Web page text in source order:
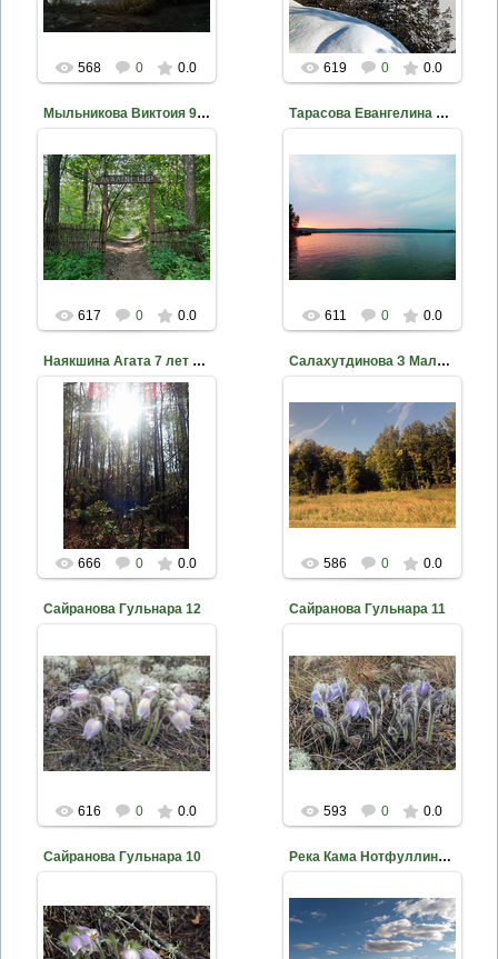
568 0 0.0 619 0 0.0
Мыльникова Виктоия 9 лет МБУ ДО ДЭБЦ ЕМР РТ Малый бор
2020-10-18
nkama
617 0 0.0
Тарасова Евангелина МБУ ДО ДЭБЦ ЕМР РТ Берег р.Камы
2020-10-18
nkama
611 0 0.0
Наякшина Агата 7 лет МБУ ДО ДЭБЦ ЕМР РТ Танайский лес
2020-10-18
nkama
666 0 0.0
Салахутдинова З Малый бор
2020-10-18
nkama
586 0 0.0
Сайранова Гульнара 12
2020-10-18
nkama
616 0 0.0
Сайранова Гульнара 11
2020-10-18
nkama
593 0 0.0
Сайранова Гульнара 10
2020-10-18
Река Кама Нотфуллина Айзиля ДЭБЦ ЕМР РТ, 8 лет
2020-10-18